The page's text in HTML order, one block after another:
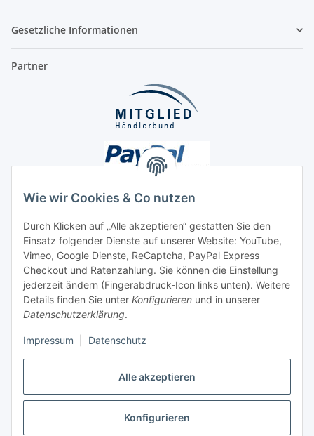
Alle akzeptieren
Konfigurieren
Wie wir Cookies & Co nutzen
Durch Klicken auf „Alle akzeptieren“ gestatten Sie den
Einsatz folgender Dienste auf unserer Website: YouTube,
Vimeo, Google Dienste, ReCaptcha, PayPal Express
Checkout und Ratenzahlung. Sie können die Einstellung
jederzeit ändern (Fingerabdruck-Icon links unten). Weitere
Details finden Sie unter Konfigurieren und in unserer
Datenschutzerklärung.
Impressum Datenschutz
Gesetzliche Informationen
Partner
Unsere Seiten
Social Media
Vertrag widerrufen
* Alle Preise inkl. gesetzlicher USt., ** siehe Lieferbedingungen, zzgl.
Versand